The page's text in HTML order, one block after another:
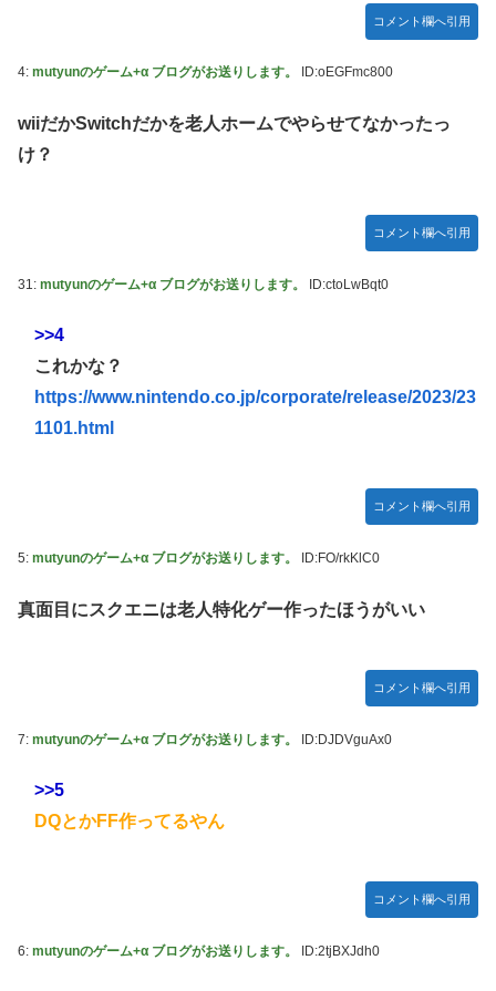
「ドラクエ11」攻略感想(54/クリア後)マルティナの「しん
ぴのビスチェ」可愛い！そしてメドローアやギガバーストき
【謎】『ダーク路線のドラクエ12』を発売中止にしないとい
switch2版『Lies of P』、メタスコア86でゲーフリ新作を
【ウマ娘】海外のファンアートからしか得られない栄養素が
ださい」→「これはすごいわ」「こういうのを見ると日本人
は何か適当に作る感じがしない・・・」「あれがまさに経験
値である」
初見で「勝てるわけないやろくそったれ…」って思ったゲー
日向坂46・18thシングル発売決定！
坂46】
【海外の反応】海外「日本資本が入った瞬間、魔法がかかっ
たｗ」豪州のセブンイレブンが”日本化”して劇的進化！「お
にぎりとたまごサンドが食べられるなんて……」
青葉坂46、まもなく正式発表か
コメント欄へ引用
4: mutyunのゲーム+α ブログがお送りします。 ID:oEGFmc800
wiiだかSwitchだかを老人ホームでやらせてなかったっ
け？
コメント欄へ引用
31: mutyunのゲーム+α ブログがお送りします。 ID:ctoLwBqt0
>>4
これかな？
https://www.nintendo.co.jp/corporate/release/2023/23
1101.html
コメント欄へ引用
5: mutyunのゲーム+α ブログがお送りします。 ID:FO/rkKlC0
真面目にスクエニは老人特化ゲー作ったほうがいい
コメント欄へ引用
7: mutyunのゲーム+α ブログがお送りします。 ID:DJDVguAx0
>>5
DQとかFF作ってるやん
コメント欄へ引用
6: mutyunのゲーム+α ブログがお送りします。 ID:2tjBXJdh0